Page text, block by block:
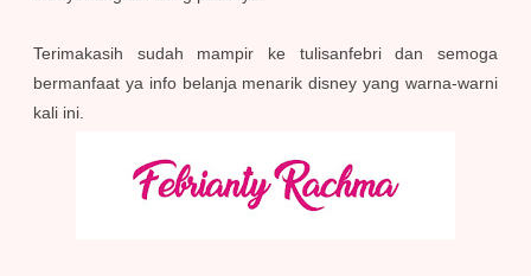
Terimakasih sudah mampir ke tulisanfebri dan semoga
bermanfaat ya info belanja menarik disney yang warna-warni
kali ini.